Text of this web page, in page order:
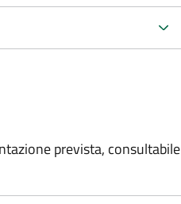
prevista, consultabile